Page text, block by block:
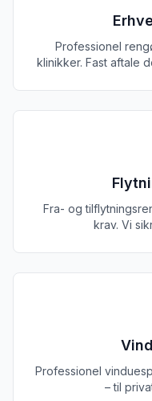
Professionel
klinikker. Fast aftale
Fra- og
krav. Vi
Professionel
– til